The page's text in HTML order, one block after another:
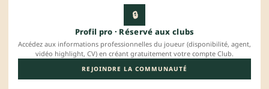
🔒
Profil pro · Réservé aux clubs
Accédez aux informations professionnelles du joueur (disponibilité, agent,
vidéo highlight, CV) en créant gratuitement votre compte Club.
REJOINDRE LA COMMUNAUTÉ